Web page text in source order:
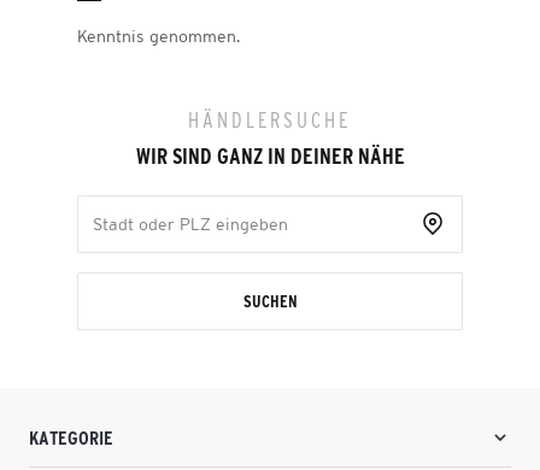
Kenntnis genommen.
HÄNDLERSUCHE
WIR SIND GANZ IN DEINER NÄHE
SUCHEN
KATEGORIE